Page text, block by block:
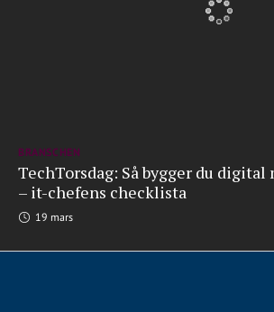
BRANSCHEN
TechTorsdag: Så bygger du
– it-chefens checklista
19 mars